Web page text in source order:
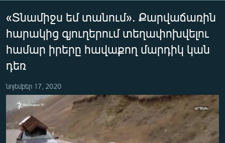
հիմնական
մենյուին
Որոնում
ԸՆՏՐՈՒԹՅՈՒՆՆԵՐ 2026
ԻՐԱՎՈՒՆՔ
ՀԱՍԱՐԱԿՈՒԹՅՈՒՆ
ՂԱՐԱԲԱՂ
ՊԱՏԵՐԱԶՄԻ 6 ՇԱԲԱԹՆԵՐԸ
ՏԱՐԱԾԱՇՐՋԱՆ
«Տնամիջս եմ տանում». Քարվաճառին
հարակից գյուղերում տեղափոխվելու
համար իրերը հավաքող մարդիկ կան
դեռ
նոյեմբեր 17, 2020